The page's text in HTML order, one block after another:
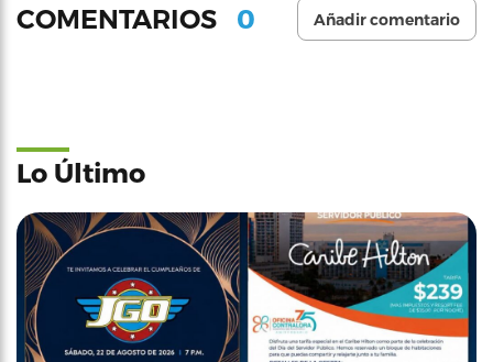
COMENTARIOS 0 Añadir comentario
Lo Último